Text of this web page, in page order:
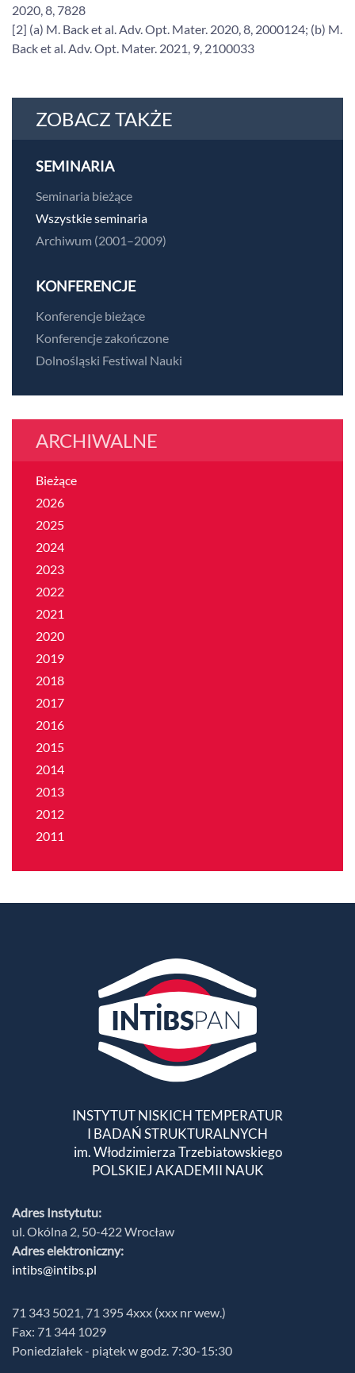
2020, 8, 7828
[2] (a) M. Back et al. Adv. Opt. Mater. 2020, 8, 2000124; (b) M.
Back et al. Adv. Opt. Mater. 2021, 9, 2100033
ZOBACZ TAKŻE
SEMINARIA
Seminaria bieżące
Wszystkie seminaria
Archiwum (2001–2009)
KONFERENCJE
Konferencje bieżące
Konferencje zakończone
Dolnośląski Festiwal Nauki
ARCHIWALNE
Bieżące
2026
2025
2024
2023
2022
2021
2020
2019
2018
2017
2016
2015
2014
2013
2012
2011
INSTYTUT NISKICH TEMPERATUR
I BADAŃ STRUKTURALNYCH
im. Włodzimierza Trzebiatowskiego
POLSKIEJ AKADEMII NAUK
Adres Instytutu:
ul. Okólna 2, 50-422 Wrocław
Adres elektroniczny:
intibs@intibs.pl
71 343 5021, 71 395 4xxx (xxx nr wew.)
Fax: 71 344 1029
Poniedziałek - piątek w godz. 7:30-15:30